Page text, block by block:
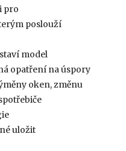
pro
poslouží
model
opatření na úspory
oken, změnu
uložit